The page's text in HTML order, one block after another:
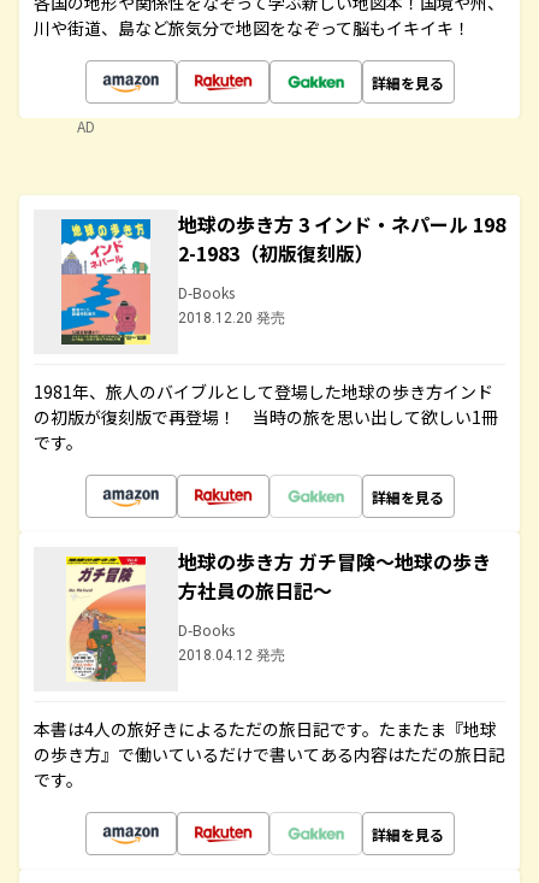
川や街道、島など旅気分で地図をなぞって脳もイキイキ！
詳細を見る
AD
地球の歩き方 3 インド・ネパール 198
2-1983（初版復刻版）
D-Books
2018.12.20 発売
1981年、旅人のバイブルとして登場した地球の歩き方インド
の初版が復刻版で再登場！ 当時の旅を思い出して欲しい1冊
です。
詳細を見る
地球の歩き方 ガチ冒険～地球の歩き
方社員の旅日記～
D-Books
2018.04.12 発売
本書は4人の旅好きによるただの旅日記です。たまたま『地球
の歩き方』で働いているだけで書いてある内容はただの旅日記
です。
詳細を見る